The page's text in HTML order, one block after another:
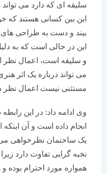
سلیقه ای که دارد می تواند در
این بین کسانی هستند که خود
بیند و دست به طراحی های
این در حالی است که به دلیل
و سلیقه است، اعمال نظر
می تواند درباره یک اثر هنری که
مستثنی نیست اعمال نظر دهد.
وی ادامه داد: در این رابطه
انجام داده است و آن اینکه از
یک ساختمان نظرخواهی می کند؛
نخبه گرایی تفاوت دارد زیرا
همواره مورد احترام بوده و